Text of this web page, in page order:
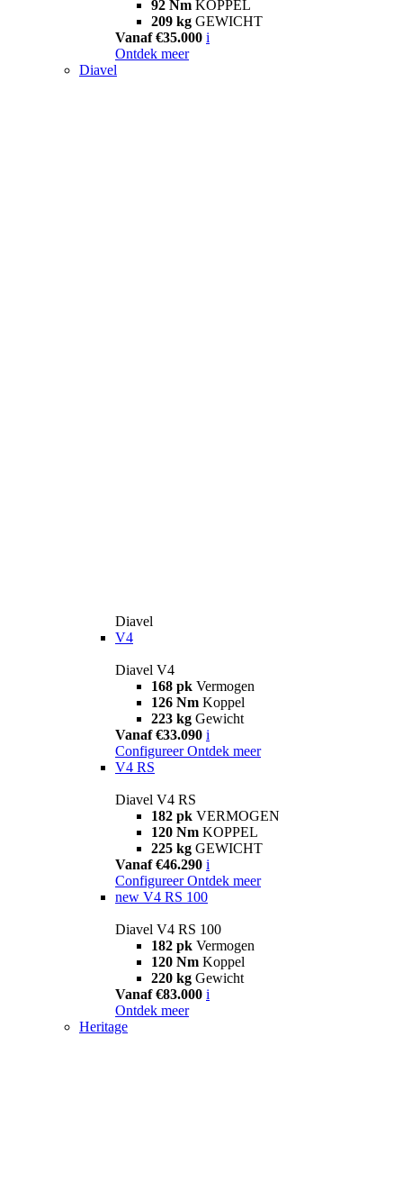
92 Nm KOPPEL
209 kg GEWICHT
Vanaf €35.000 i
Ontdek meer
Diavel
Diavel
V4
Diavel V4
168 pk Vermogen
126 Nm Koppel
223 kg Gewicht
Vanaf €33.090 i
Configureer Ontdek meer
V4 RS
Diavel V4 RS
182 pk VERMOGEN
120 Nm KOPPEL
225 kg GEWICHT
Vanaf €46.290 i
Configureer Ontdek meer
new V4 RS 100
Diavel V4 RS 100
182 pk Vermogen
120 Nm Koppel
220 kg Gewicht
Vanaf €83.000 i
Ontdek meer
Heritage